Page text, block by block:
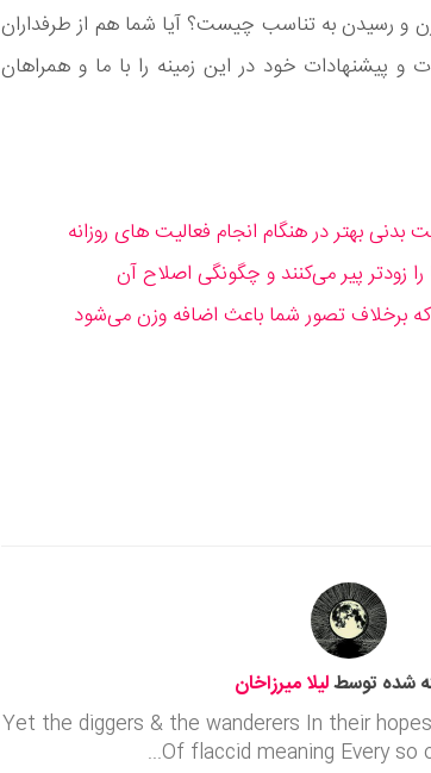
و رسیدن به تناسب چیست؟ آیا شما هم از طرفداران
پیشنهادات خود در این زمینه را با ما و همراهان
شده توسطلیلا میرزاخان
Yet the diggers & the wanderers In their
Of flaccid meaning Every so